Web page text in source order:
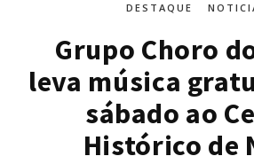
DESTAQUE
Grupo Choro
leva música
sábado ao
Histórico de